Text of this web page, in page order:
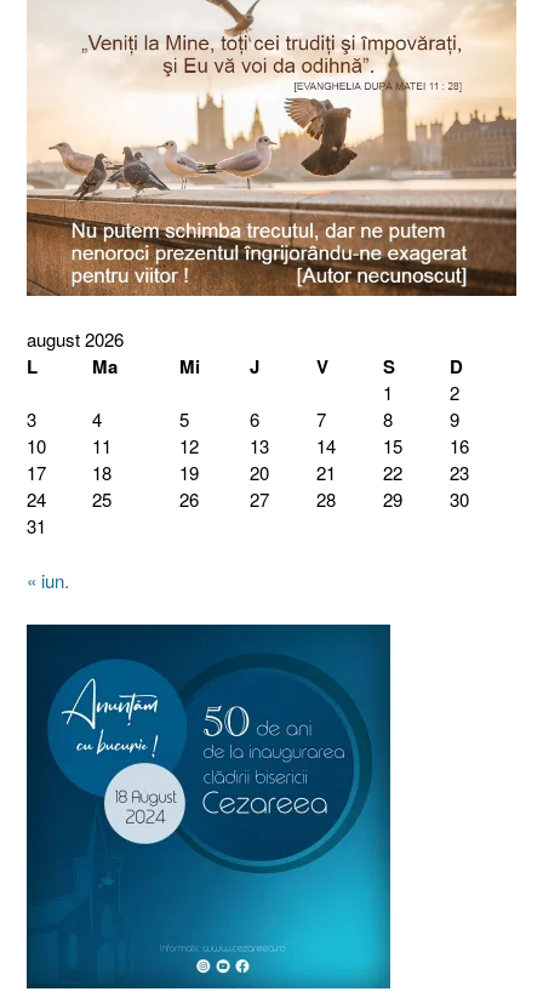
august 2026
L Ma Mi J V S D
1
2
3
4 5 6 7 8
9
10
11 12 13 14 15
16
17
18 19 20 21 22
23
24
25 26 27 28 29
30
31
« iun.